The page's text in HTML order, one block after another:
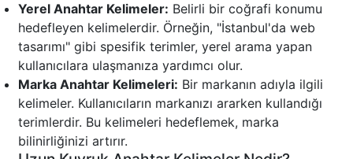
Yerel Anahtar Kelimeler: Belirli bir coğrafi konumu
hedefleyen kelimelerdir. Örneğin, "İstanbul'da web
tasarımı" gibi spesifik terimler, yerel arama yapan
kullanıcılara ulaşmanıza yardımcı olur.
Marka Anahtar Kelimeleri: Bir markanın adıyla ilgili
kelimeler. Kullanıcıların markanızı ararken kullandığı
terimlerdir. Bu kelimeleri hedeflemek, marka
bilinirliğinizi artırır.